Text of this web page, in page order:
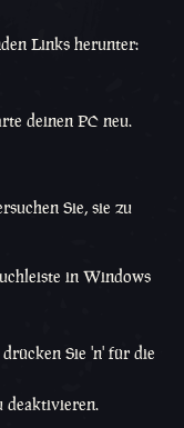
Links herunter:
deinen PC neu.
Sie, sie zu
in Windows
Sie 'n' für die
deaktivieren.